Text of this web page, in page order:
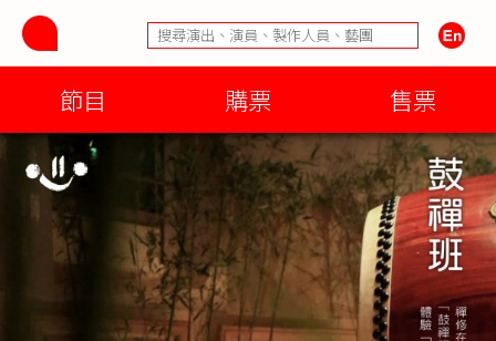
節目 購票 售票